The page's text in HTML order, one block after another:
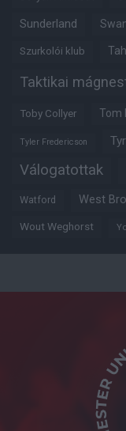
Sunderland
Szurkolói klub
Taktikai
Toby Collyer Tom
Tyler Fredericson
Válogatottak
Watford West
Wout Weghorst